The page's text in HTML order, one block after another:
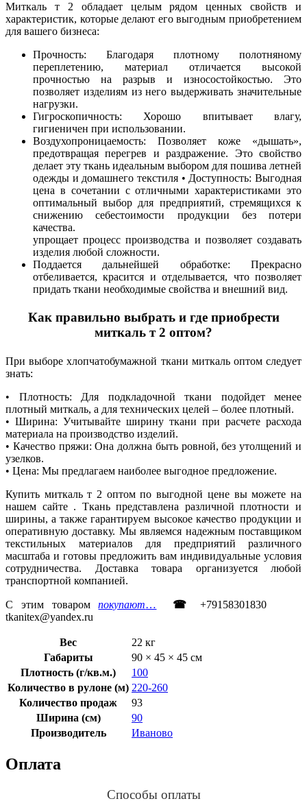
Миткаль т 2 обладает целым рядом ценных свойств и
характеристик, которые делают его выгодным приобретением
для вашего бизнеса:
Прочность: Благодаря плотному полотняному
переплетению, материал отличается высокой
прочностью на разрыв и износостойкостью. Это
позволяет изделиям из него выдерживать значительные
нагрузки.
Гигроскопичность: Хорошо впитывает влагу,
гигиеничен при использовании.
Воздухопроницаемость: Позволяет коже «дышать»,
предотвращая перегрев и раздражение. Это свойство
делает эту ткань идеальным выбором для пошива летней
одежды и домашнего текстиля • Доступность: Выгодная
цена в сочетании с отличными характеристиками это
оптимальный выбор для предприятий, стремящихся к
снижению себестоимости продукции без потери
качества.
упрощает процесс производства и позволяет создавать
изделия любой сложности.
Поддается дальнейшей обработке: Прекрасно
отбеливается, красится и отделывается, что позволяет
придать ткани необходимые свойства и внешний вид.
Как правильно выбрать и где приобрести
миткаль т 2 оптом?
При выборе хлопчатобумажной ткани миткаль оптом следует
знать:
• Плотность: Для подкладочной ткани подойдет менее
плотный миткаль, а для технических целей – более плотный.
• Ширина: Учитывайте ширину ткани при расчете расхода
материала на производство изделий.
• Качество пряжи: Она должна быть ровной, без утолщений и
узелков.
• Цена: Мы предлагаем наиболее выгодное предложение.
Купить миткаль т 2 оптом по выгодной цене вы можете на
нашем сайте . Ткань представлена различной плотности и
ширины, а также гарантируем высокое качество продукции и
оперативную доставку. Мы являемся надежным поставщиком
текстильных материалов для предприятий различного
масштаба и готовы предложить вам индивидуальные условия
сотрудничества. Доставка товара организуется любой
транспортной компанией.
С этим товаромпокупают… ☎
+79158301830
tkanitex@yandex.ru
Вес
22 кг
Габариты
90 × 45 × 45 см
Плотность (г/кв.м.)
100
Количество в рулоне (м) 220-260
Количество продаж
93
Ширина (см)
90
Производитель
Иваново
Оплата
Способы оплаты